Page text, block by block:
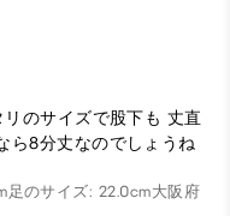
のサイズで股下も 丈直
ら8分丈なのでしょうね
足のサイズ: 22.0cm大阪府